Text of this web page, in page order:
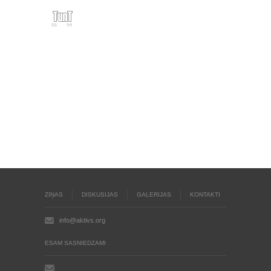
ZIŅAS DISKUSIJAS GALERIJAS KONTAKTI
info@aktivs.org
ESAM SASNIEDZAMI